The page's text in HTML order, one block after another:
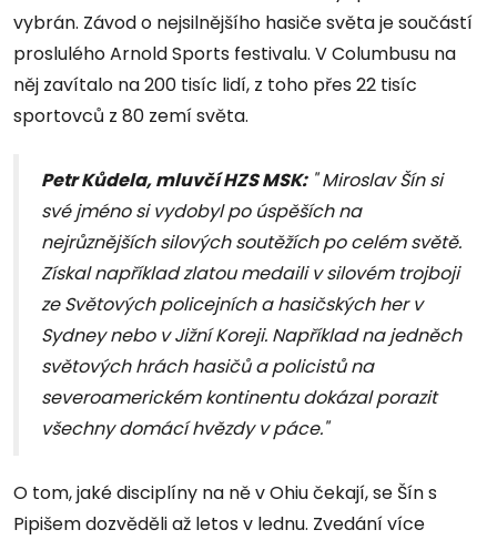
vybrán. Závod o nejsilnějšího hasiče světa je součástí
proslulého Arnold Sports festivalu. V Columbusu na
něj zavítalo na 200 tisíc lidí, z toho přes 22 tisíc
sportovců z 80 zemí světa.
Petr Kůdela, mluvčí HZS MSK:" Miroslav Šín si
své jméno si vydobyl po úspěších na
nejrůznějších silových soutěžích po celém světě.
Získal například zlatou medaili v silovém trojboji
ze Světových policejních a hasičských her v
Sydney nebo v Jižní Koreji. Například na jedněch
světových hrách hasičů a policistů na
severoamerickém kontinentu dokázal porazit
všechny domácí hvězdy v páce."
O tom, jaké disciplíny na ně v Ohiu čekají, se Šín s
Pipišem dozvěděli až letos v lednu. Zvedání více